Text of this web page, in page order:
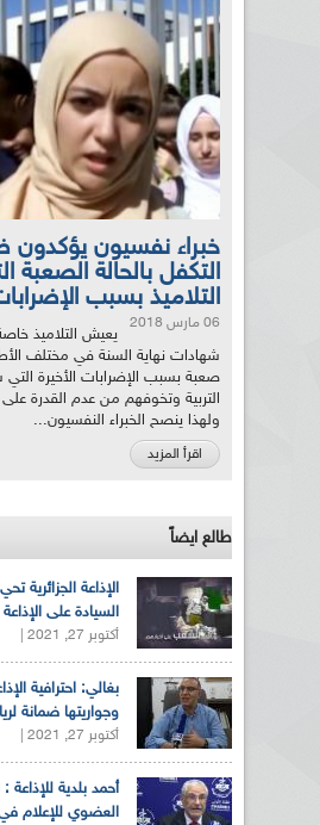
خبراء نفسيون يؤكدون
التكفل بالحالة الصعبة
التلاميذ بسبب
06 مارس 2018
يعيش التلاميذ
شهادات نهاية السنة في مختلف
صعبة بسبب الإضرابات الأخيرة
التربية وتخوفهم من عدم القدرة
ولهذا ينصح الخبراء النفسيون...
اقرأ المزيد
طالع ايضاً
السيادة على
أكتوبر 27, 2021 |
بغالي: احترافية
وجواريتها ضمانة
أكتوبر 27, 2021 |
أحمد بلدية للإذاعة :
العضوي للإعلام في